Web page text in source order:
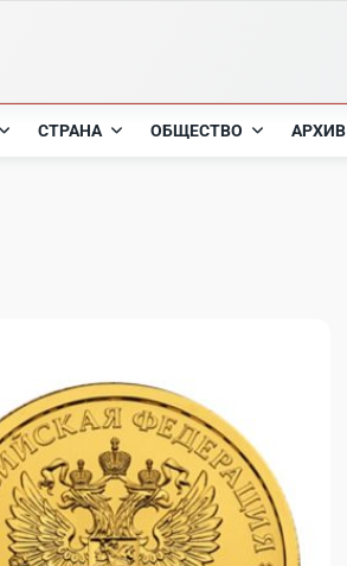
СТРАНА ОБЩЕСТВО АРХИВ